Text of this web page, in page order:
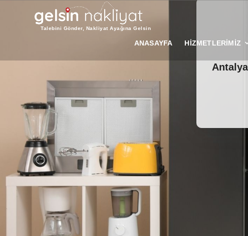
Talebini Gönder, Nakliyat Ayağına Gelsin
ANASAYFA HİZMETLERİMİZ